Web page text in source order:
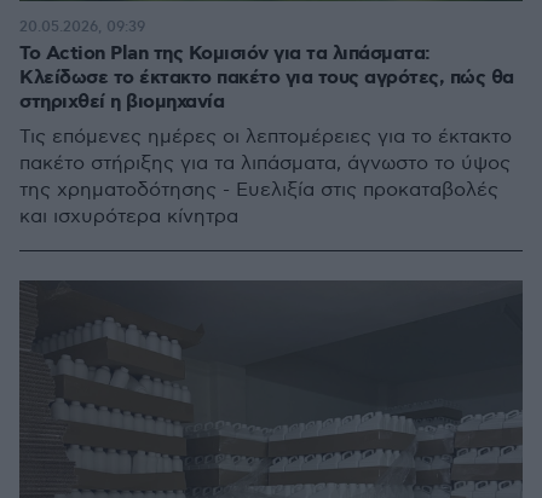
Το Action Plan της Κομισιόν για τα λιπάσματα:
Κλείδωσε το έκτακτο πακέτο για τους αγρότες, πώς θα
στηριχθεί η βιομηχανία
Τις επόμενες ημέρες οι λεπτομέρειες για το έκτακτο
πακέτο στήριξης για τα λιπάσματα, άγνωστο το ύψος
της χρηματοδότησης - Ευελιξία στις προκαταβολές
και ισχυρότερα κίνητρα
20.05.2026, 09:39